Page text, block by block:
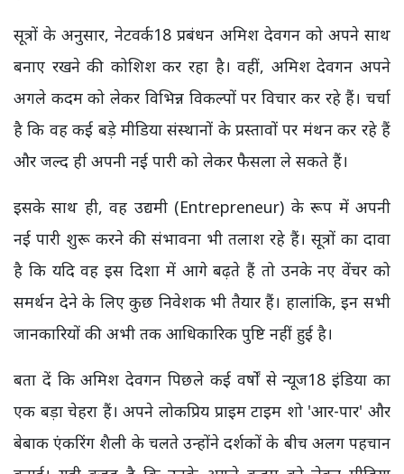
सूत्रों के अनुसार, नेटवर्क18 प्रबंधन अमिश देवगन को अपने साथ
बनाए रखने की कोशिश कर रहा है। वहीं, अमिश देवगन अपने
अगले कदम को लेकर विभिन्न विकल्पों पर विचार कर रहे हैं। चर्चा
है कि वह कई बड़े मीडिया संस्थानों के प्रस्तावों पर मंथन कर रहे हैं
और जल्द ही अपनी नई पारी को लेकर फैसला ले सकते हैं।
इसके साथ ही, वह उद्यमी (Entrepreneur) के रूप में अपनी
नई पारी शुरू करने की संभावना भी तलाश रहे हैं। सूत्रों का दावा
है कि यदि वह इस दिशा में आगे बढ़ते हैं तो उनके नए वेंचर को
समर्थन देने के लिए कुछ निवेशक भी तैयार हैं। हालांकि, इन सभी
जानकारियों की अभी तक आधिकारिक पुष्टि नहीं हुई है।
बता दें कि अमिश देवगन पिछले कई वर्षों से न्यूज18 इंडिया का
एक बड़ा चेहरा हैं। अपने लोकप्रिय प्राइम टाइम शो 'आर-पार' और
बेबाक एंकरिंग शैली के चलते उन्होंने दर्शकों के बीच अलग पहचान